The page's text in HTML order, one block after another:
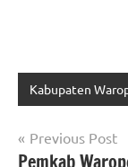
Kabupaten
Navigasi
Previous Post